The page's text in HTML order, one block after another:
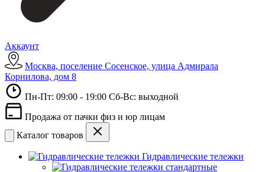
Аккаунт
Москва, поселение Сосенское, улица Адмирала
Корнилова, дом 8
Пн-Пт: 09:00 - 19:00 Сб-Вс: выходной
Продажа от пачки физ и юр лицам
Каталог товаров
Гидравлические тележки